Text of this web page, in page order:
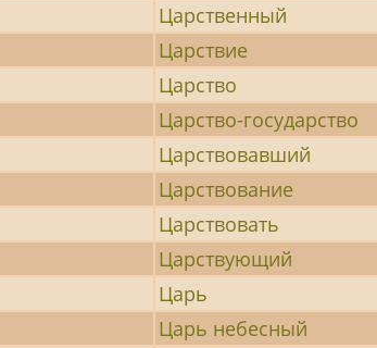
Царственный
Царствие
Царство
Царство-государство
Царствовавший
Царствование
Царствовать
Царствующий
Царь
Царь небесный